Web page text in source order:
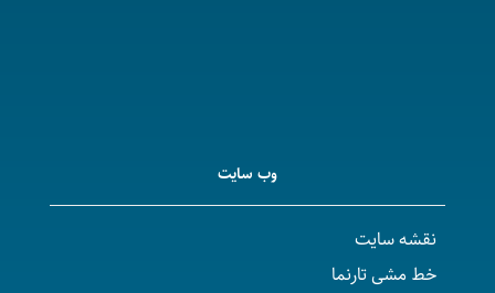
وب سایت
نقشه سایت
خط مشی تارنما